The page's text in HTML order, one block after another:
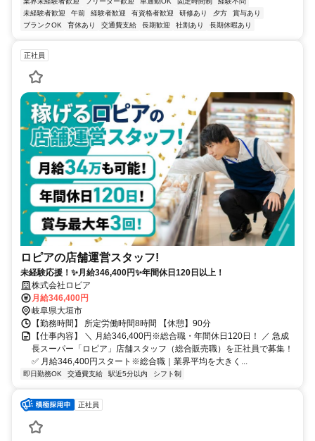
未経験者歓迎
午前 経験者歓迎 有資格者歓迎 研修あり 夕方
賞与あり
ブランクOK
育休あり 交通費支給 長期歓迎 社割あり 長期休暇あり
正社員
ロピアの店舗運営スタッフ!
未経験応援！✨月給346,400円✨年間休日120日以上！
株式会社ロピア
月給346,400円
岐阜県大垣市
【勤務時間】 所定労働時間8時間 【休憩】90分
【仕事内容】 ＼ 月給346,400円※総合職・年間休日120日！ ／ 急成
長スーパー「ロピア」店舗スタッフ（総合販売職）を正社員で募集！
✅ 月給346,400円スタート※総合職｜業界平均を大きく...
即日勤務OK 交通費支給 駅近5分以内 シフト制
正社員